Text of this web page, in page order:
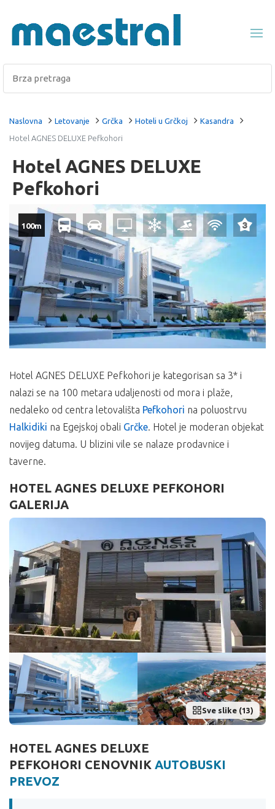
Naslovna Letovanje Grčka Hoteli u Grčkoj
Kasandra
Hotel AGNES DELUXE Pefkohori
Hotel AGNES DELUXE
Pefkohori
100m
Hotel AGNES DELUXE Pefkohori je kategorisan sa 3* i
nalazi se na 100 metara udaljenosti od mora i plaže,
nedaleko od centra letovališta Pefkohori na poluostrvu
Halkidiki na Egejskoj obali Grčke. Hotel je moderan objekat
novijeg datuma. U blizini vile se nalaze prodavnice i
taverne.
HOTEL AGNES DELUXE PEFKOHORI
GALERIJA
Sve slike (13)
HOTEL AGNES DELUXE
PEFKOHORI CENOVNIK AUTOBUSKI
PREVOZ